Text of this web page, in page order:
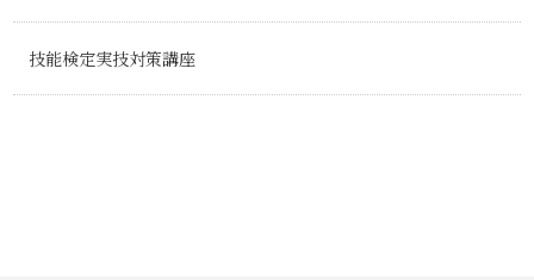
技能検定実技対策講座